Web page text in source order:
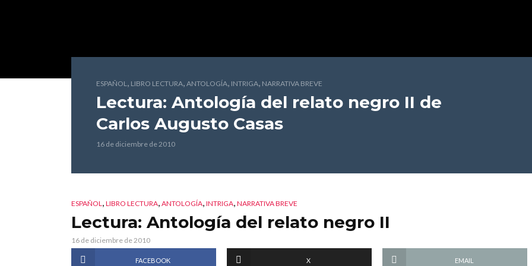
ESPAÑOL, LIBRO LECTURA, ANTOLOGÍA, INTRIGA, NARRATIVA BREVE
Lectura: Antología del relato negro II de
Carlos Augusto Casas
16 de diciembre de 2010
ESPAÑOL, LIBRO LECTURA, ANTOLOGÍA, INTRIGA, NARRATIVA BREVE
Lectura: Antología del relato negro II
16 de diciembre de 2010
FACEBOOK X EMAIL